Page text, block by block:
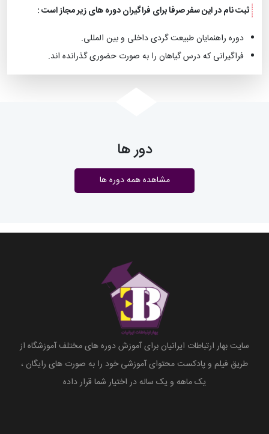
ثبت نام در این سفر صرفا برای فراگیران دوره های زیر مجاز است :
دوره راهنمایان طبیعت گردی داخلی و بین المللی.
فراگیرانی که درس گیاهان را به صورت حضوری گذرانده اند.
دور ها
مشاهده همه دوره ها
سایت بهار ارتباطات ایرانیان برای آموزش دوره های مختلف آموزشگاه از
طریق فیلم و پادکست محتوای آموزشی خود را به صورت های رایگان ،
یک ماهه و یک ساله در اختیار شما قرار داده